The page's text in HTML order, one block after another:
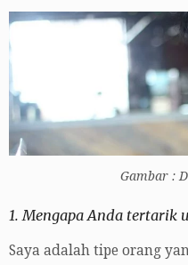
Gambar :
1. Mengapa Anda tertarik
Saya adalah tipe orang